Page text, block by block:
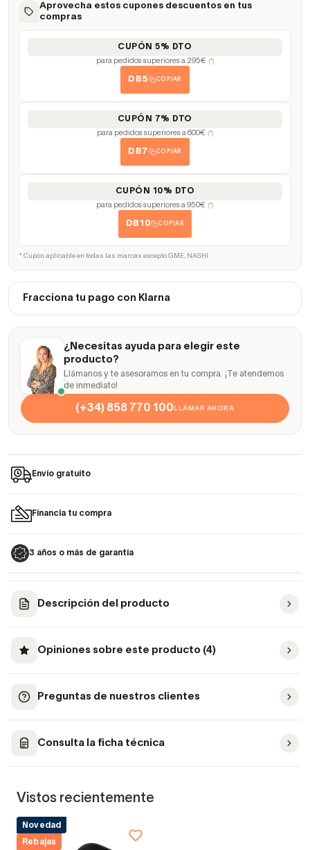
Aprovecha estos cupones descuentos en tus
compras
CUPÓN 5% DTO
para pedidos superiores a 295€ (*)
DB5 COPIAR
CUPÓN 7% DTO
para pedidos superiores a 600€ (*)
DB7 COPIAR
CUPÓN 10% DTO
para pedidos superiores a 950€ (*)
DB10 COPIAR
* Cupón aplicable en todas las marcas excepto GME, NASHI.
Fracciona tu pago con Klarna
¿Necesitas ayuda para elegir este
producto?
Llámanos y te asesoramos en tu compra. ¡Te atendemos
de inmediato!
(+34) 858 770 100LLAMAR AHORA
Envío gratuito
Financia tu compra
3 años o más de garantía
Descripción del producto
Opiniones sobre este producto (4)
Preguntas de nuestros clientes
Consulta la ficha técnica
Vistos recientemente
Novedad
Rebajas